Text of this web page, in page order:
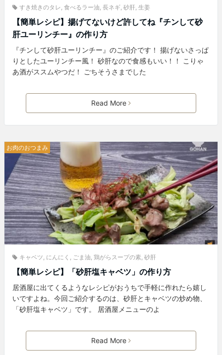
すき焼きのタレ, 食べるラー油, 長ネギ, 砂肝, 生姜
【簡単レシピ】揚げてないけど許してね『チンして砂
肝ユーリンチー』の作り方
『チンして砂肝ユーリンチー』のご紹介です！ 揚げないさっぱ
りとしたユーリンチー風！ 砂肝なので食感もいい！！ こりゃ
あ酒がススムやつだ！ ごちそうさまでした
Read More
お肉のおつまみ
キャベツ, にんにく , ごま油, 鶏がらスープの素, 砂肝
【簡単レシピ】「砂肝塩キャベツ」の作り方
居酒屋に出てくるようなレシピがおうちで手軽に作れたら嬉し
いですよね。今回ご紹介するのは、砂肝とキャベツの炒め物、
「砂肝塩キャベツ」です。 居酒屋メニューのよ
Read More